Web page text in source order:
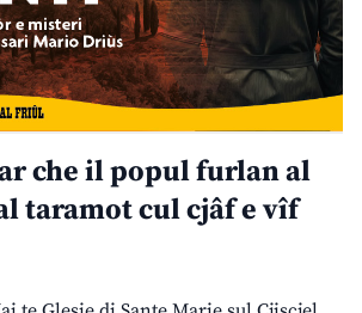
che il popul furlan al
taramot cul cjâf e vîf